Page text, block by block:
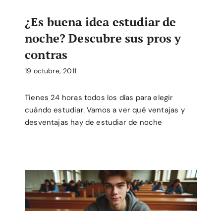
¿Es buena idea estudiar de
noche? Descubre sus pros y
contras
19 octubre, 2011
Tienes 24 horas todos los días para elegir
cuándo estudiar. Vamos a ver qué ventajas y
desventajas hay de estudiar de noche